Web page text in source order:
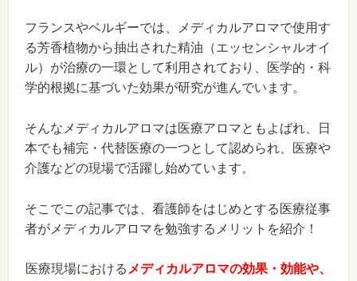
フランスやベルギーでは、メディカルアロマで使用す
る芳香植物から抽出された精油（エッセンシャルオイ
ル）が治療の一環として利用されており、医学的・科
学的根拠に基づいた効果が研究が進んでいます。
そんなメディカルアロマは医療アロマともよばれ、日
本でも補完・代替医療の一つとして認められ、医療や
介護などの現場で活躍し始めています。
そこでこの記事では、看護師をはじめとする医療従事
者がメディカルアロマを勉強するメリットを紹介！
医療現場における メディカルアロマの効果・効能や、